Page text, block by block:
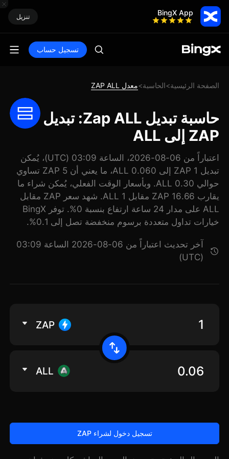
BingX App تنزيل
تسجيل حساب
الصفحة الرئيسية>الحاسبة>معدل ZAP ALL
حاسبة تبديل Zap ALL: تبديل
ZAP إلى ALL
اعتباراً من 06-08-2026، الساعة 03:09 (UTC)، يُمكن
تبديل 1 ZAP إلى 0.060 ALL، ما يعني أن 5 ZAP تساوي
حوالي 0.30 ALL. وبأسعار الوقت الفعلي، يُمكن شراء ما
يقارب 16.66 ZAP مقابل 1 ALL. شهد سعر ZAP مقابل
ALL على مدار 24 ساعة ارتفاع بنسبة 0%. توفر BingX
خيارات تداول متعددة برسوم منخفضة تصل إلى 0.1%.
آخر تحديث اعتباراً من 06-08-2026 الساعة 03:09
(UTC)
ZAP
ALL
تسجيل دخول لشراء ZAP